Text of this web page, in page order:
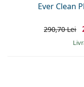
Ever Clean
290,70 Lei